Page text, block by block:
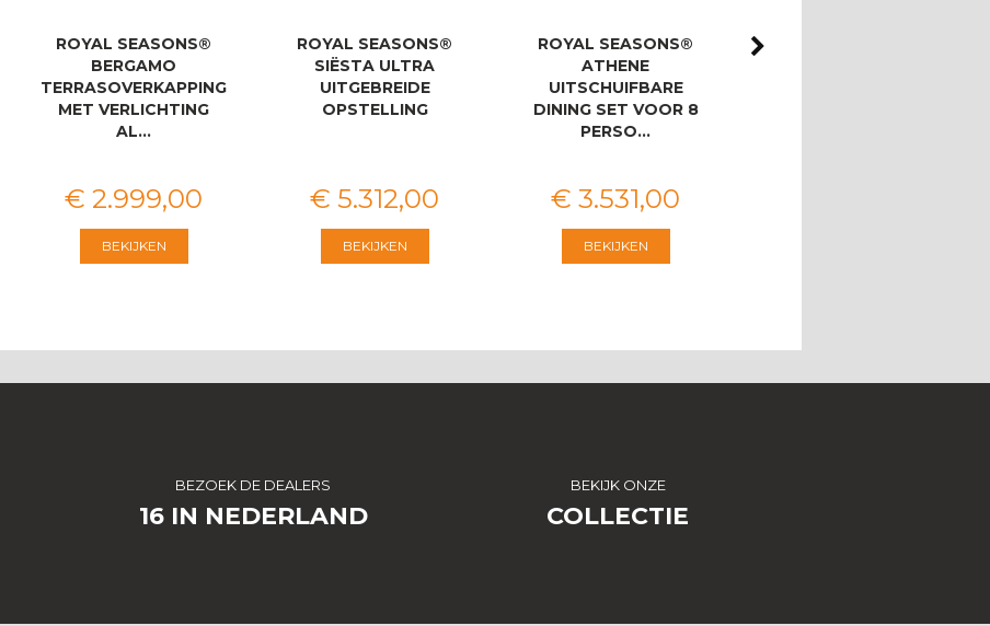
ROYAL SEASONS®
BERGAMO
TERRASOVERKAPPING
MET VERLICHTING
AL…
€ 2.999,00
BEKIJKEN
ROYAL SEASONS®
SIËSTA ULTRA
UITGEBREIDE
OPSTELLING
€ 5.312,00
BEKIJKEN
ROYAL SEASONS®
ATHENE
UITSCHUIFBARE
DINING SET VOOR 8
PERSO…
€ 3.531,00
BEKIJKEN
BEKIJK ONZE
COLLECTIE
BEZOEK DE DEALERS
16 IN NEDERLAND